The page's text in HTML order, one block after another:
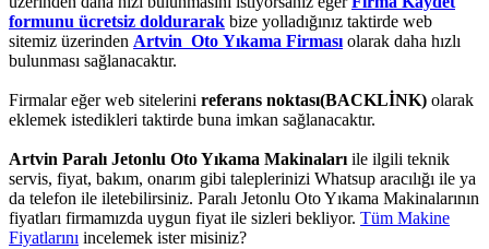
formunu ücretsiz doldurarak bize yolladığınız taktirde web
sitemiz üzerinden Artvin Oto Yıkama Firmasıolarak daha hızlı
bulunması sağlanacaktır.
Firmalar eğer web sitelerini referans noktası(BACKLİNK) olarak
eklemek istedikleri taktirde buna imkan sağlanacaktır.
Artvin Paralı Jetonlu Oto Yıkama Makinalarıile ilgili teknik
servis, fiyat, bakım, onarım gibi taleplerinizi Whatsup aracılığı ile ya
da telefon ile iletebilirsiniz. Paralı Jetonlu Oto Yıkama Makinalarının
fiyatları firmamızda uygun fiyat ile sizleri bekliyor. Tüm Makine
Fiyatlarını incelemek ister misiniz?